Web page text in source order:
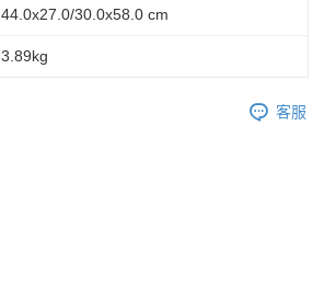
44.0x27.0/30.0x58.0 cm
3.89kg
客服